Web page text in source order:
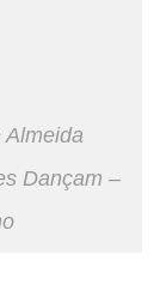
Almeida
Dançam –